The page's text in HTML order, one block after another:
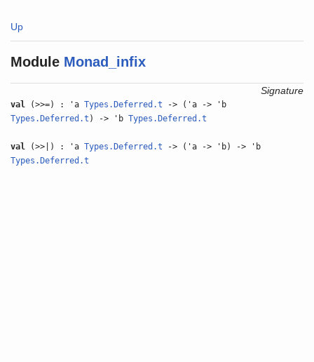
Up
Module Monad_infix
Signature
val (>>=) : 'aTypes.Deferred.t -> ('a -> 'b
Types.Deferred.t ) -> 'bTypes.Deferred.t
val (>>|) : 'aTypes.Deferred.t -> ('a -> 'b) -> 'b
Types.Deferred.t